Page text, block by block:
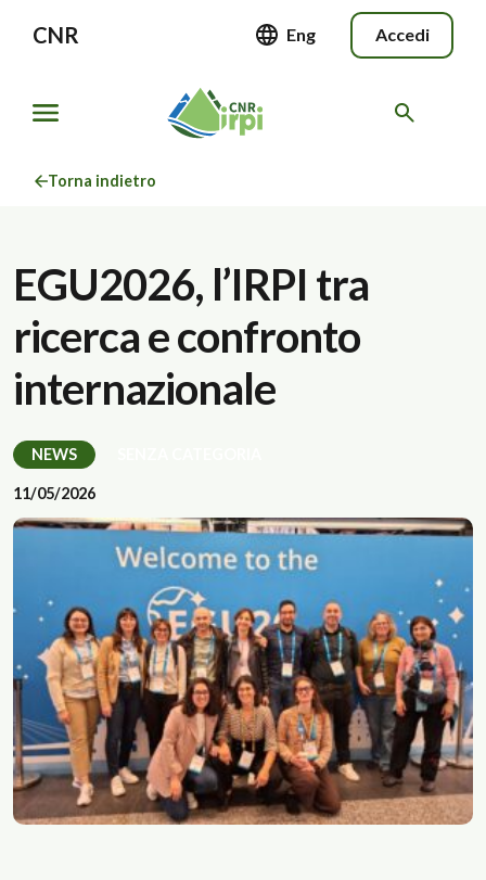
CNR Eng Accedi
Torna indietro
EGU2026, l’IRPI tra
ricerca e confronto
internazionale
NEWS
11/05/2026